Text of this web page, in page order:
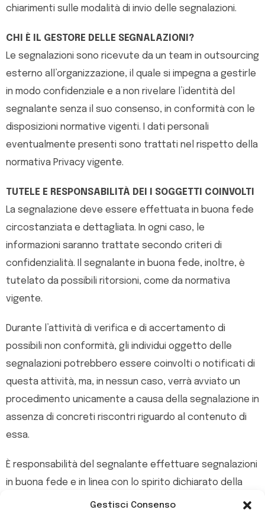
Gestisci Consenso
chiarimenti sulle modalità di invio delle segnalazioni.
CHI È IL GESTORE DELLE SEGNALAZIONI?
Le segnalazioni sono ricevute da un team in outsourcing
esterno all’organizzazione, il quale si impegna a gestirle
in modo confidenziale e a non rivelare l’identità del
segnalante senza il suo consenso, in conformità con le
disposizioni normative vigenti. I dati personali
eventualmente presenti sono trattati nel rispetto della
normativa Privacy vigente.
TUTELE E RESPONSABILITÀ DEI I SOGGETTI COINVOLTI
La segnalazione deve essere effettuata in buona fede
circostanziata e dettagliata. In ogni caso, le
informazioni saranno trattate secondo criteri di
confidenzialità. Il segnalante in buona fede, inoltre, è
tutelato da possibili ritorsioni, come da normativa
vigente.
Durante l’attività di verifica e di accertamento di
possibili non conformità, gli individui oggetto delle
segnalazioni potrebbero essere coinvolti o notificati di
questa attività, ma, in nessun caso, verrà avviato un
procedimento unicamente a causa della segnalazione in
assenza di concreti riscontri riguardo al contenuto di
essa.
È responsabilità del segnalante effettuare segnalazioni
in buona fede e in linea con lo spirito dichiarato della
presente procedura. Segnalazioni manifestamente